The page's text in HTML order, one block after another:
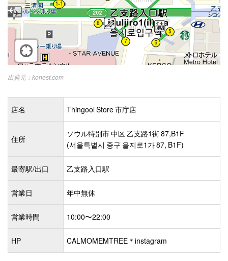
konest.com
店名 Thingool Store 市庁店
住所
ソウル特別市 中区 乙支路1街 87,B1F
(서울특별시 중구 을지로1가 87, B1F)
最寄駅/出口 乙支路入口駅
営業日 年中無休
営業時間 10:00〜22:00
HP CALMOMEMTREE＊instagram